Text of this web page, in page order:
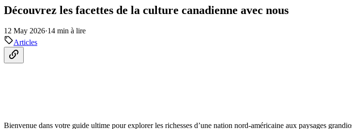
Découvrez les facettes de la culture canadienne avec nous
12 May 2026·14 min à lire
Articles
Bienvenue dans votre guide ultime pour explorer les richesses d’une nation nord-américaine aux paysages